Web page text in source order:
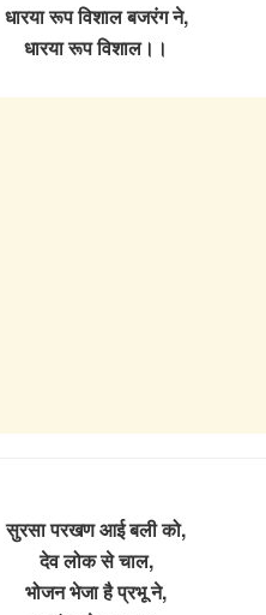
धारया रूप विशाल बजरंग ने,
धारया रूप विशाल।।
सुरसा परखण आई बली को,
देव लोक से चाल,
भोजन भेजा है प्रभू ने,